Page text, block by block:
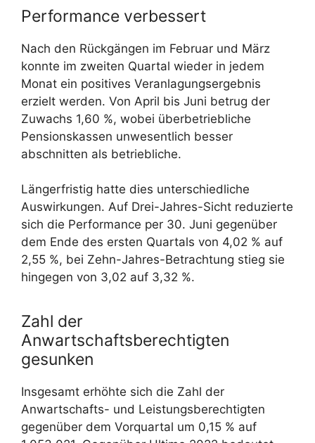
Performance verbessert
Nach den Rückgängen im Februar und März
konnte im zweiten Quartal wieder in jedem
Monat ein positives Veranlagungsergebnis
erzielt werden. Von April bis Juni betrug der
Zuwachs 1,60 %, wobei überbetriebliche
Pensionskassen unwesentlich besser
abschnitten als betriebliche.
Längerfristig hatte dies unterschiedliche
Auswirkungen. Auf Drei-Jahres-Sicht reduzierte
sich die Performance per 30. Juni gegenüber
dem Ende des ersten Quartals von 4,02 % auf
2,55 %, bei Zehn-Jahres-Betrachtung stieg sie
hingegen von 3,02 auf 3,32 %.
Zahl der
Anwartschaftsberechtigten
gesunken
Insgesamt erhöhte sich die Zahl der
Anwartschafts- und Leistungsberechtigten
gegenüber dem Vorquartal um 0,15 % auf